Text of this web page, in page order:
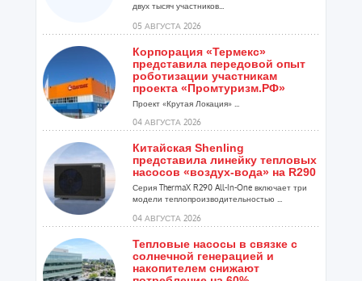
двух тысяч участников...
05 АВГУСТА 2026
Корпорация «Термекс»
представила передовой опыт
роботизации участникам
проекта «Промтуризм.РФ»
Проект «Крутая Локация» ...
04 АВГУСТА 2026
Китайская Shenling
представила линейку тепловых
насосов «воздух-вода» на R290
Серия ThermaX R290 All-In-One включает три
модели теплопроизводительностью ...
04 АВГУСТА 2026
Тепловые насосы в связке с
солнечной генерацией и
накопителем снижают